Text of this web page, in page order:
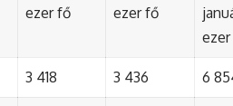
ezer fő
ezer fő
3 418 3 436 6